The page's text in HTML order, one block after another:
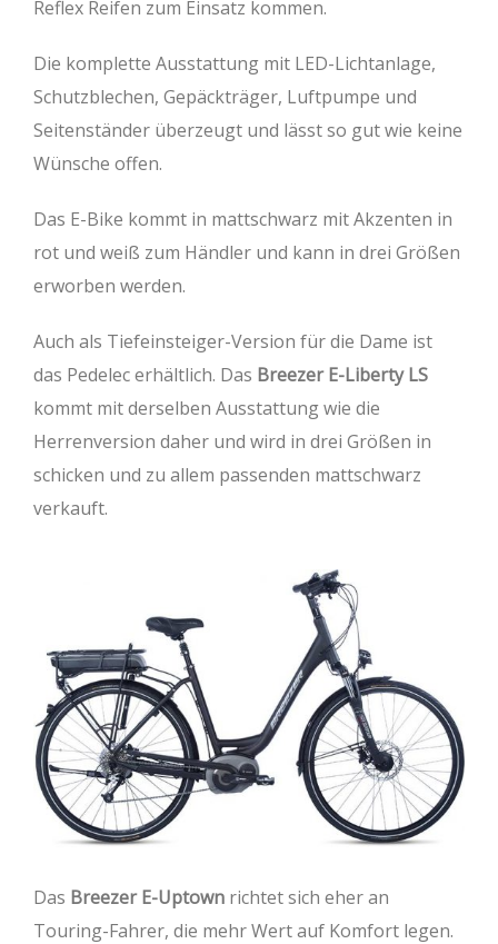
Reflex Reifen zum Einsatz kommen.
Die komplette Ausstattung mit LED-Lichtanlage,
Schutzblechen, Gepäckträger, Luftpumpe und
Seitenständer überzeugt und lässt so gut wie keine
Wünsche offen.
Das E-Bike kommt in mattschwarz mit Akzenten in
rot und weiß zum Händler und kann in drei Größen
erworben werden.
Auch als Tiefeinsteiger-Version für die Dame ist
das Pedelec erhältlich. Das Breezer E-Liberty LS
kommt mit derselben Ausstattung wie die
Herrenversion daher und wird in drei Größen in
schicken und zu allem passenden mattschwarz
verkauft.
Das Breezer E-Uptown richtet sich eher an
Touring-Fahrer, die mehr Wert auf Komfort legen.